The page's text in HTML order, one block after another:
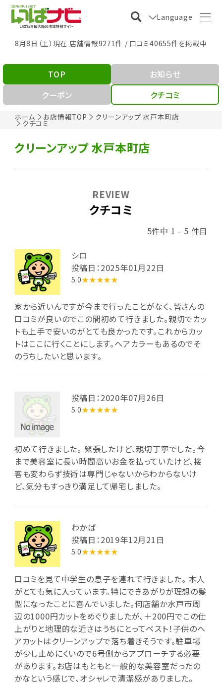
Language
8月8日（土）現在 店舗情報9271件 / 口コミ40655件を掲載中
ホーム お店情報TOP クリーンアップ 水戸本町店
クチコミ
TOP
お知らせ
クーポン
クチコミ
クリーンアップ 水戸本町店
クチコミ
REVIEW
5件中 1 - 5 件目
シロ
投稿日：2025年01月22日
5.0★★★★★
家から近いんですが今まで行ったことがなく、皆さんの
口コミが良いのでこの間初めて行きました。親切でカッ
トも上手で安いのがとても良かったです。これからカッ
トはここに行くことにします。ヘアカラーもあるのでそ
のうちしたいと思います。
投稿日：2020年07月26日
5.0★★★★★
初めて行きました。 緊張したけど、親切丁寧でした。今
まで美容室に長い時間高いお金を払っていたけど、接
客も変わらず技術は専門じゃないからわからないけ
ど、気分もすっきり満足して帰宅しました。
わかば
投稿日：2019年12月21日
5.0★★★★★
口コミを見て中学生の息子を連れて行きました。 本人
がとても気に入っています。特にできあがりが理想の髪
型になったことに喜んでいました。何店舗か水戸市周
辺の1000円カットをめぐりましたが、＋200円でこの仕
上がりと地理的な近さはうちにとってベスト！子供のヘ
アカットはクリーンアップで落ち着きそうです。駐車場
が少し止めにくいので6号側からアプローチする必要
があります。お店はもともと一般的な美容室だったの
かなという感じで、オシャレで清潔感がありました。